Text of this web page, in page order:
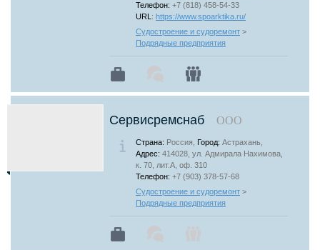
Телефон: +7 (818) 458-54-33
URL : https://www.spoarktika.ru/
Судостроение и судоремонт >
Подрядные предприятия
Сервисремснаб ООО
Страна: Россия, Город: Астрахань,
Адрес: 414028, ул. Адмирала Нахимова,
к. 70, лит.А, оф. 310
Телефон: +7 (903) 378-57-68
Судостроение и судоремонт >
Подрядные предприятия